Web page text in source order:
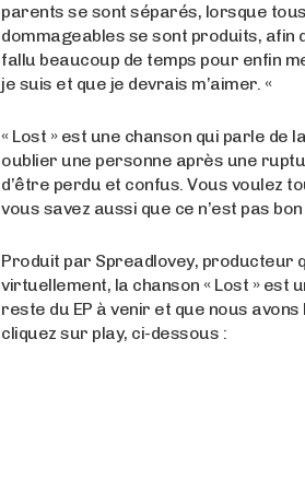
parents se sont séparés, lorsque
dommageables se sont produits, afin
fallu beaucoup de temps pour enfin
je suis et que je devrais m’aimer. «
« Lost » est une chanson qui parle de
oublier une personne après une
d’être perdu et confus. Vous voulez
vous savez aussi que ce n’est pas
Produit par Spreadlovey, producteur
virtuellement, la chanson « Lost » est
reste du EP à venir et que nous
cliquez sur play, ci-dessous :